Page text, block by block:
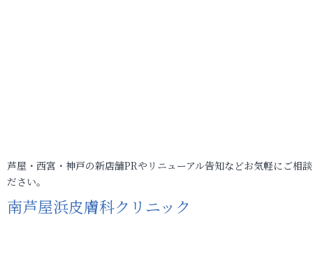
芦屋・西宮・神戸の新店舗PRやリニューアル告知などお気軽にご相
ださい。
南芦屋浜皮膚科クリニック